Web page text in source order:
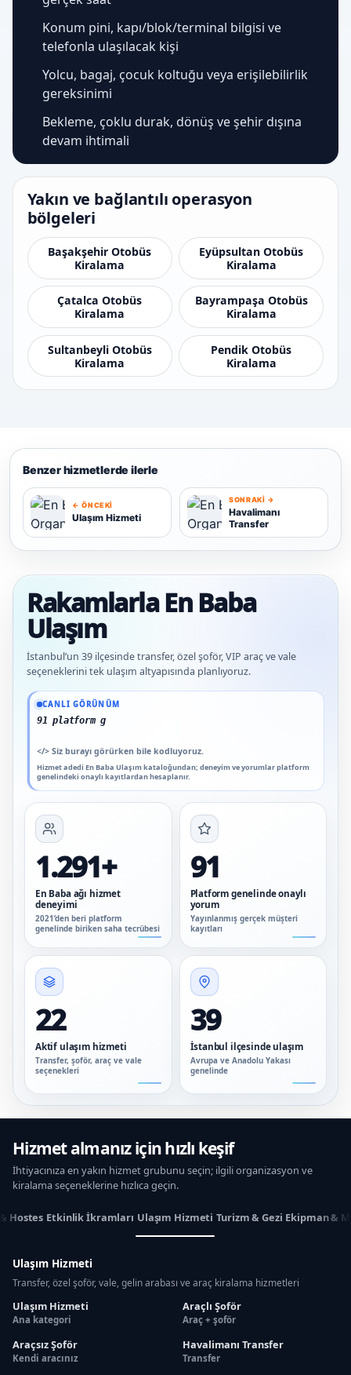
Konum pini, kapı/blok/terminal bilgisi ve
telefonla ulaşılacak kişi
Yolcu, bagaj, çocuk koltuğu veya erişilebilirlik
gereksinimi
Bekleme, çoklu durak, dönüş ve şehir dışına
devam ihtimali
Yakın ve bağlantılı operasyon
bölgeleri
Başakşehir Otobüs
Kiralama
Eyüpsultan Otobüs
Kiralama
Çatalca Otobüs
Kiralama
Bayrampaşa Otobüs
Kiralama
Sultanbeyli Otobüs
Kiralama
Pendik Otobüs
Kiralama
Benzer hizmetlerde ilerle
U
← ÖNCEKI
Ulaşım Hizmeti
H
SONRAKI →
Havalimanı
Transfer
Rakamlarla En Baba
Ulaşım
İstanbul’un 39 ilçesinde transfer, özel şoför, VIP araç ve vale
seçeneklerini tek ulaşım altyapısında planlıyoruz.
CANLI GÖRÜNÜM
91 platform genelinde onaylı yorum
</> Siz burayı görürken bile kodluyoruz.
Hizmet adedi En Baba Ulaşım kataloğundan; deneyim ve yorumlar platform
genelindeki onaylı kayıtlardan hesaplanır.
Güncel veriler: 1.291+ En Baba ağı hizmet deneyimi; 91 platform genelinde
1.291+
En Baba ağı hizmet
deneyimi
2021’den beri platform
genelinde biriken saha tecrübesi
91
Platform genelinde onaylı
yorum
Yayınlanmış gerçek müşteri
kayıtları
22
Aktif ulaşım hizmeti
Transfer, şoför, araç ve vale
seçenekleri
39
İstanbul ilçesinde ulaşım
Avrupa ve Anadolu Yakası
genelinde
Hizmet almanız için hızlı keşif
İhtiyacınıza en yakın hizmet grubunu seçin; ilgili organizasyon ve
kiralama seçeneklerine hızlıca geçin.
Hostes Etkinlik İkramları Ulaşım Hizmeti Turizm & Gezi Ekipman &
Ulaşım Hizmeti
Transfer, özel şoför, vale, gelin arabası ve araç kiralama hizmetleri
Ulaşım Hizmeti
Ana kategori
Araçlı Şoför
Araç + şoför
Araçsız Şoför
Kendi aracınız
Havalimanı Transfer
Transfer